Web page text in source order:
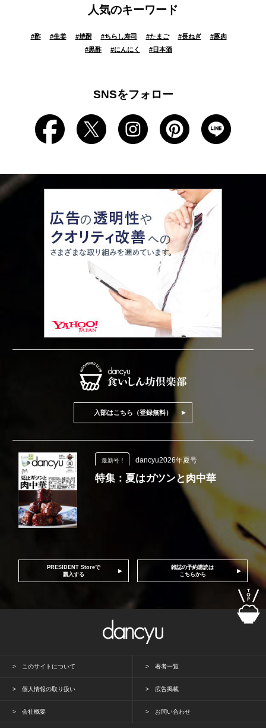
人気のキーワード
#酢 #生姜 #焼酎 #ちらし寿司 #たまご #長ねぎ #豚肉
#黒酢 #にんにく # 日本酒
SNSをフォロー
入部はこちら（登録無料）
最新号！ dancyu2026年夏号
特集：夏はガツンと肉中華
PRESIDENT Storeで
購入する
雑誌の予約購読は
こちらから
このサイトについて 著者一覧
個人情報の取り扱い 広告掲載
会社概要 お問い合わせ